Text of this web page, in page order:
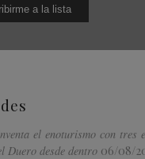
el enoturismo con tres
Duero desde dentro 06/08/